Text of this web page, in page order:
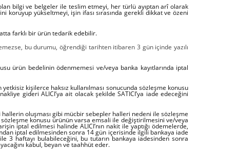
bilgi ve belgeler ile teslim etmeyi, her türlü ayıptan arî olarak
yükseltmeyi, işin ifası sırasında gerekli dikkat ve özeni
farklı bir ürün tedarik edebilir.
bu durumu, öğrendiği tarihten itibaren 3 gün içinde yazılı
ürün bedelinin ödenmemesi ve/veya banka kayıtlarında iptal
kişilerce haksız kullanılması sonucunda sözleşme konusu
gideri ALICI’ya ait olacak şekilde SATICI’ya iade edeceğini
oluşması gibi mücbir sebepler halleri nedeni ile sözleşme
konusu ürünün varsa emsali ile değiştirilmesini ve/veya
iptal edilmesi halinde ALICI’nın nakit ile yaptığı ödemelerde,
iptal edilmesinden sonra 14 gün içerisinde ilgili bankaya iade
3 haftayı bulabileceğini, bu tutarın bankaya iadesinden sonra
kabul, beyan ve taahhüt eder.